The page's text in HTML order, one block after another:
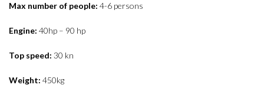
Max number of people: 4-6 persons
Engine: 40hp – 90 hp
Top speed: 30 kn
Weight: 450kg